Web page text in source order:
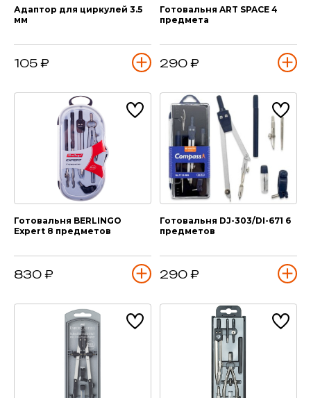
Адаптор для циркулей 3.5
мм
105 ₽
Готовальня ART SPACE 4
предмета
290 ₽
Готовальня BERLINGO
Expert 8 предметов
830 ₽
Готовальня DJ-303/DI-671 6
предметов
290 ₽